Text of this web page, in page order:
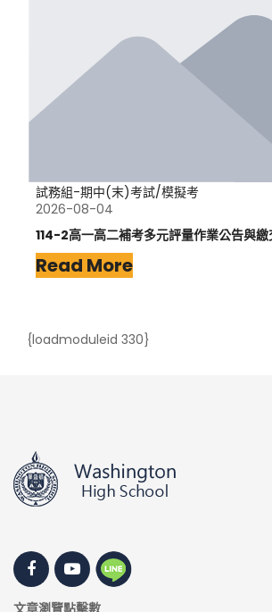
試務組-期中(末)考試/模擬考
2026-08-04
114-2高一高二補考多元評量作業公告與
Read More
{loadmoduleid 330}